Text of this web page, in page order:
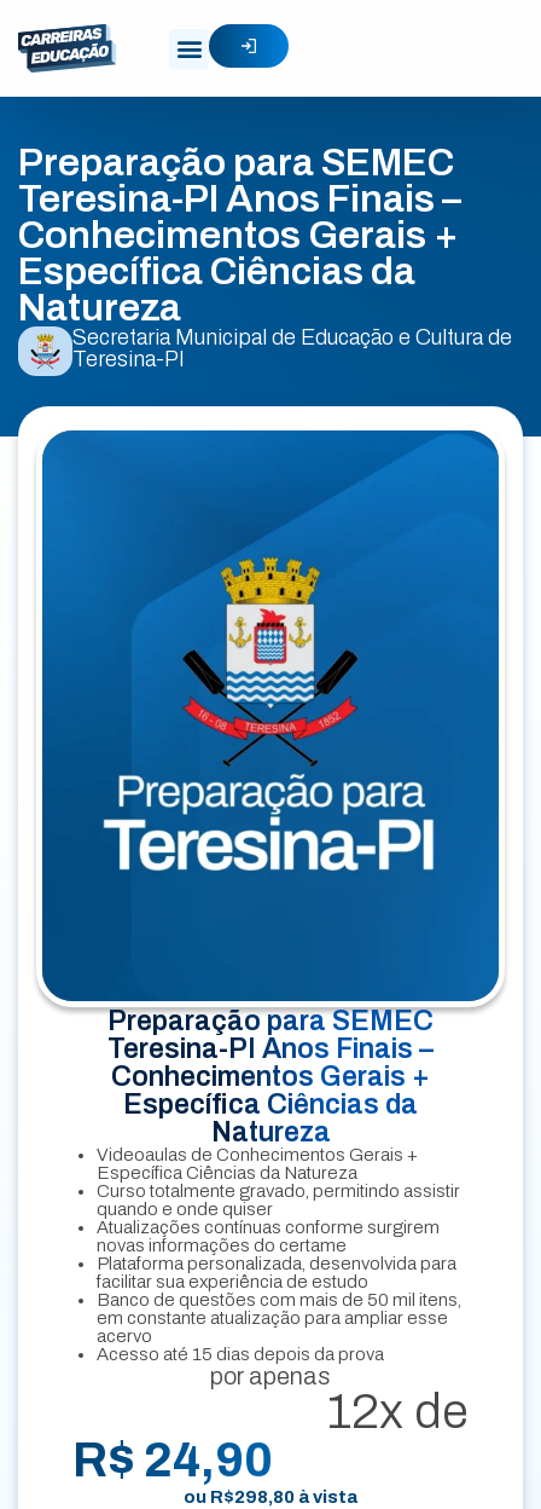
Preparação para SEMEC
Teresina-PI Anos Finais –
Conhecimentos Gerais +
Específica Ciências da
Natureza
Secretaria Municipal de Educação e Cultura de
Teresina-PI
Preparação para SEMEC
Teresina-PI Anos Finais –
Conhecimentos Gerais +
Específica Ciências da
Natureza
Videoaulas de Conhecimentos Gerais +
Específica Ciências da Natureza
Curso totalmente gravado, permitindo assistir
quando e onde quiser
Atualizações contínuas conforme surgirem
novas informações do certame
Plataforma personalizada, desenvolvida para
facilitar sua experiência de estudo
Banco de questões com mais de 50 mil itens,
em constante atualização para ampliar esse
acervo
Acesso até 15 dias depois da prova
por apenas
12x de
R$ 24,90
ou R$298,80 à vista